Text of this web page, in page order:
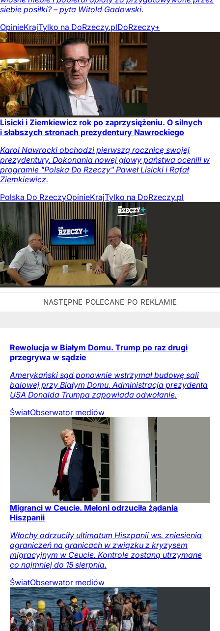
siebie posiłki? – pyta Witold Gadowski.
OpinieKrajTylko na DoRzeczy.plDoRzeczy+
Lisicki i Ziemkiewicz rok po zaprzysiężeniu. O silnych
i słabszych stronach prezydentury Nawrockiego
Karol Nawrocki obchodzi pierwszą rocznicę swojej
prezydentury. Dokonania nowej głowy państwa ocenili w
programie "Polska Do Rzeczy" Paweł Lisicki i Rafał
Ziemkiewicz.
Polska Do RzeczyOpinieKrajTylko na DoRzeczy.pl
Rewolucja w Białym Domu. Trump po raz drugi
przegrywa w sądzie
Amerykański sąd ponownie wstrzymał budowę sali
balowej przy Białym Domu. Administracja prezydenta
USA Donalda Trumpa zapowiada odwołanie.
ŚwiatObserwator mediów
Migranci w Ceucie. Meloni odrzuciła żądania
Hiszpanii
Włochy odrzuciły ultimatum Hiszpanii ws. zniesienia
ograniczeń na granicach w związku z kryzysem
migracyjnym w Ceucie. Kontrole zostaną utrzymane
co najmniej do 15 sierpnia.
ŚwiatObserwator mediów